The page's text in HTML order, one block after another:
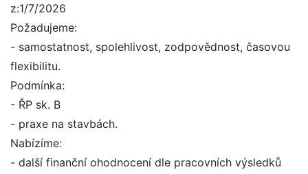
z:1/7/2026
Požadujeme:
- samostatnost, spolehlivost, zodpovědnost, časovou
flexibilitu.
Podmínka:
- ŘP sk. B
- praxe na stavbách.
Nabízíme:
- další finanční ohodnocení dle pracovních výsledků